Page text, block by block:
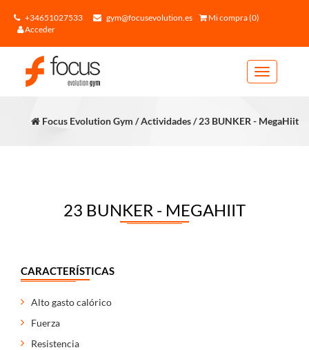
+34651027533 gym@focusevolution.es
Mi compra (0)
Acceder
Toggle
navigation
Focus Evolution Gym / Actividades / 23 BUNKER - MegaHiit
23 BUNKER - MEGAHIIT
CARACTERÍSTICAS
Alto gasto calórico
Fuerza
Resistencia